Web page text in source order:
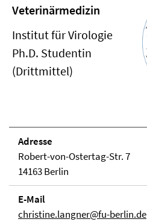
Veterinärmedizin
Institut für Virologie
Ph.D. Studentin
(Drittmittel)
Adresse
Robert-von-Ostertag-Str. 7
14163 Berlin
E-Mail
christine.langner@fu-berlin.de